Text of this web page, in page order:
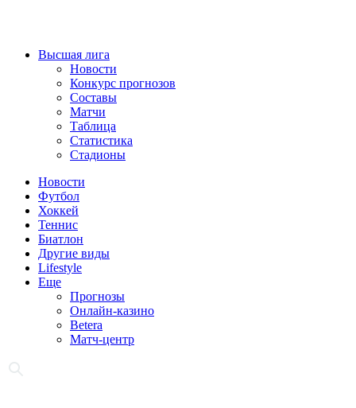
Высшая лига
Новости
Конкурс прогнозов
Составы
Матчи
Таблица
Статистика
Стадионы
Новости
Футбол
Хоккей
Теннис
Биатлон
Другие виды
Lifestyle
Еще
Прогнозы
Онлайн-казино
Betera
Матч-центр